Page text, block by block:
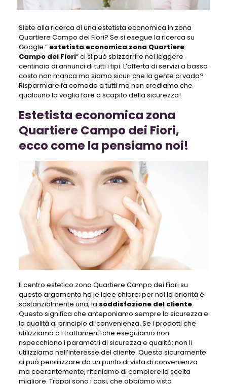
Siete alla ricerca di una estetista economica in zona
Quartiere Campo dei Fiori? Se si esegue la ricerca su
Google “ estetista economica zona Quartiere
Campo dei Fiori“ ci si può sbizzarrire nel leggere
centinaia di annunci di tutti i tipi. L’offerta di servizi a basso
costo non manca ma siamo sicuri che la gente ci vada?
Risparmiare fa comodo a tutti ma non crediamo che
qualcuno lo voglia fare a scapito della sicurezza!
Estetista economica zona
Quartiere Campo dei Fiori,
ecco come la pensiamo noi!
Il centro estetico zona Quartiere Campo dei Fiori su
questo argomento ha le idee chiare; per noi la priorità è
sostanzialmente una, la soddisfazione del cliente.
Questo significa che anteponiamo sempre la sicurezza e
la qualità al principio di convenienza. Se i prodotti che
utilizziamo o i trattamenti che eseguiamo non
rispecchiano i parametri di sicurezza e qualità; non li
utilizziamo nell’interesse del cliente. Questo sicuramente
ci può penalizzare da un punto di vista di convenienza
ma coerentemente, riteniamo di compiere la scelta
migliore. Troppi sono i casi, che abbiamo visto